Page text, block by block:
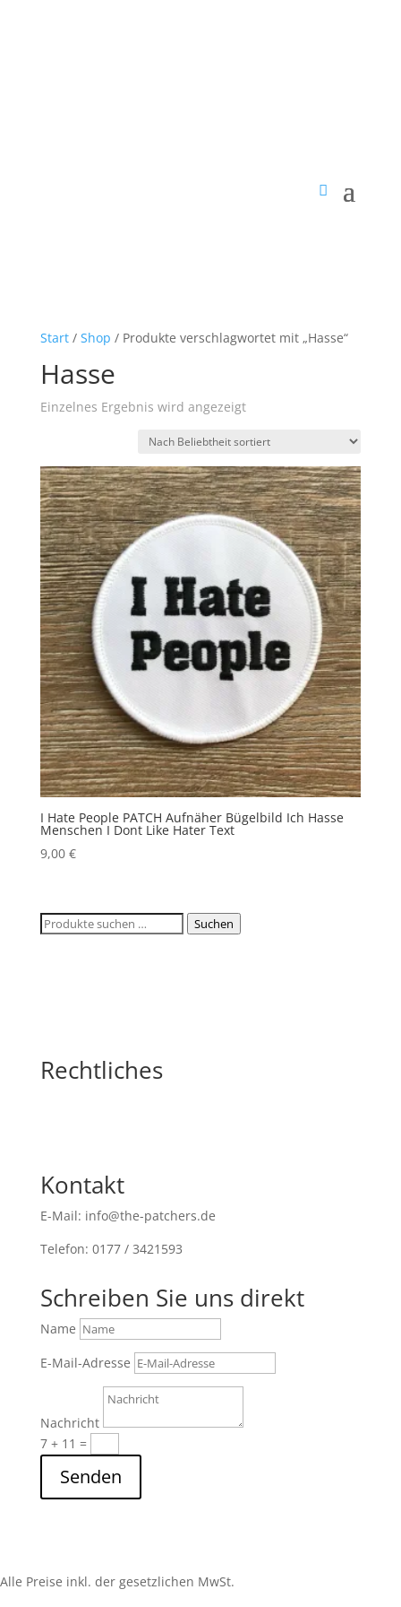
Start/ Shop / Produkte verschlagwortet mit „Hasse“
Hasse
Einzelnes Ergebnis wird angezeigt
I Hate People PATCH Aufnäher Bügelbild Ich Hasse
Menschen I Dont Like Hater Text
9,00 €
Suchen
Suchen
Rechtliches
Kontakt
E-Mail: info@the-patchers.de
Telefon: 0177 / 3421593
Schreiben Sie uns direkt
Name
E-Mail-Adresse
Nachricht
7 + 11 =
Senden
Alle Preise inkl. der gesetzlichen MwSt.